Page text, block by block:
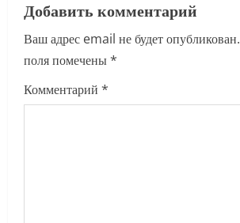
i
g
a
Добавить комментарий
Ваш адрес email не будет опубликован.
поля помечены*
Комментарий *